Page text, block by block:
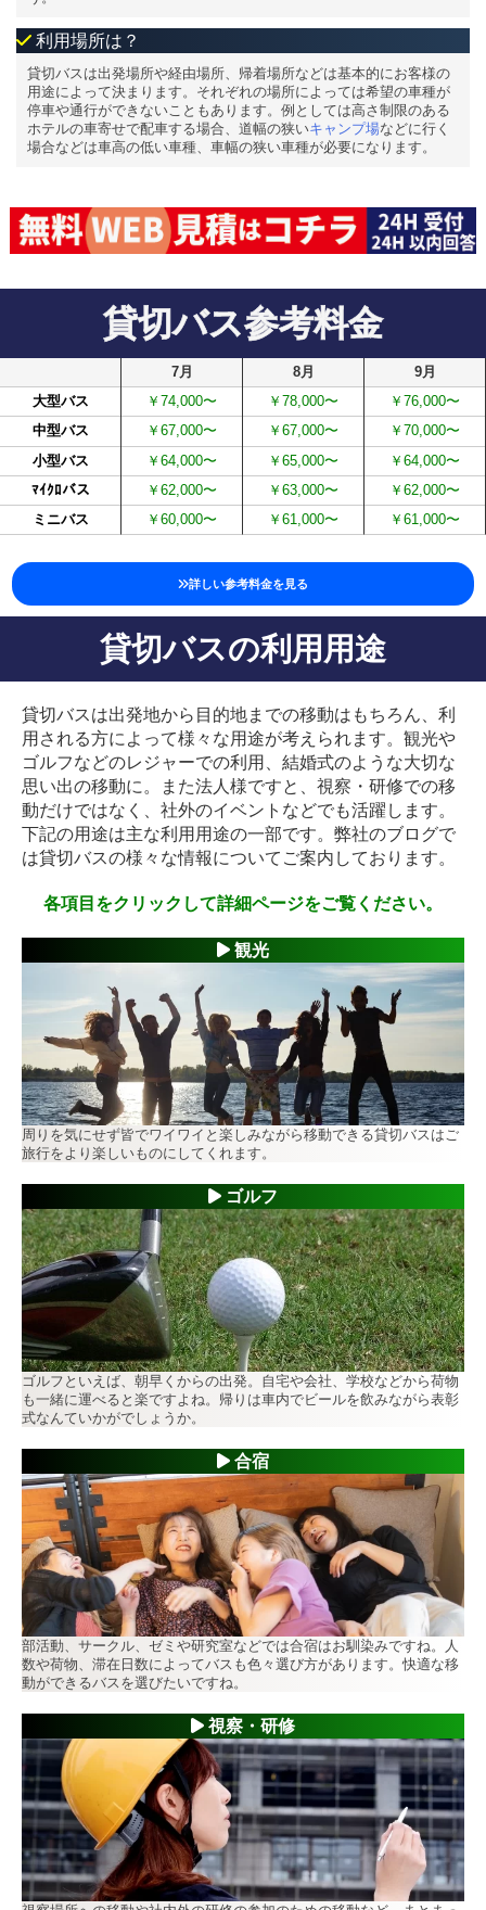
利用場所は？
貸切バスは出発場所や経由場所、帰着場所などは基本的にお客様の
用途によって決まります。それぞれの場所によっては希望の車種が
停車や通行ができないこともあります。例としては高さ制限のある
ホテルの車寄せで配車する場合、道幅の狭いキャンプ場などに行く
場合などは車高の低い車種、車幅の狭い車種が必要になります。
貸切バス参考料金
大型バス
中型バス
小型バス
ﾏｲｸﾛバス
ミニバス
7月
￥74,000〜
￥67,000〜
￥64,000〜
￥62,000〜
￥60,000〜
8月
￥78,000〜
￥67,000〜
￥65,000〜
￥63,000〜
￥61,000〜
9月
￥76,000〜
￥70,000〜
￥64,000〜
￥62,000〜
￥61,000〜
詳しい参考料金を見る
貸切バスの利用用途
貸切バスは出発地から目的地までの移動はもちろん、利
用される方によって様々な用途が考えられます。観光や
ゴルフなどのレジャーでの利用、結婚式のような大切な
思い出の移動に。また法人様ですと、視察・研修での移
動だけではなく、社外のイベントなどでも活躍します。
下記の用途は主な利用用途の一部です。弊社のブログで
は貸切バスの様々な情報についてご案内しております。
各項目をクリックして詳細ページをご覧ください。
観光
周りを気にせず皆でワイワイと楽しみながら移動できる貸切バスはご
旅行をより楽しいものにしてくれます。
ゴルフ
ゴルフといえば、朝早くからの出発。自宅や会社、学校などから荷物
も一緒に運べると楽ですよね。帰りは車内でビールを飲みながら表彰
式なんていかがでしょうか。
合宿
部活動、サークル、ゼミや研究室などでは合宿はお馴染みですね。人
数や荷物、滞在日数によってバスも色々選び方があります。快適な移
動ができるバスを選びたいですね。
視察・研修